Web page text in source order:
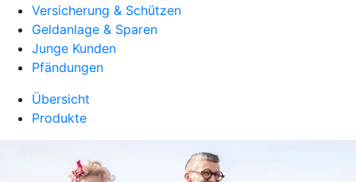
Versicherung & Schützen
Geldanlage & Sparen
Junge Kunden
Pfändungen
Übersicht
Produkte